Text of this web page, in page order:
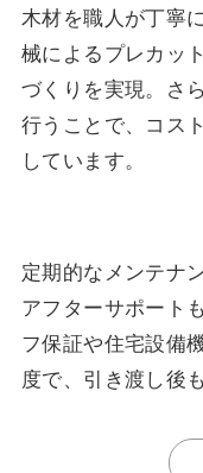
木材を職人が丁寧
械によるプレカッ
づくりを実現。さ
行うことで、コス
しています。
定期的なメンテナ
アフターサポート
フ保証や住宅設備
度で、引き渡し後